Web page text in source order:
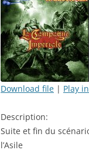
RSS FEED
LINK
Download file | Play
Description:
Suite et fin du
l’Asile